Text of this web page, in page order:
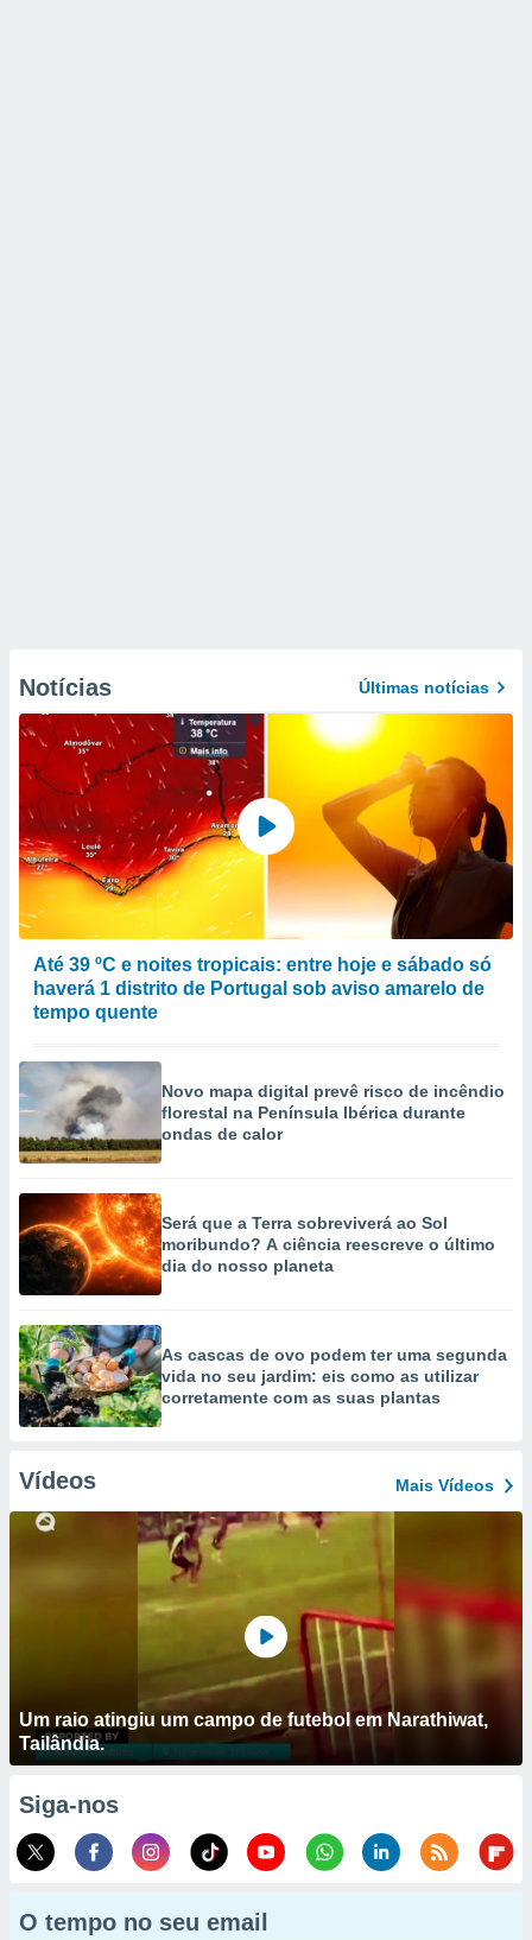
Notícias Últimas notícias
Até 39 ºC e noites tropicais: entre hoje e sábado só
haverá 1 distrito de Portugal sob aviso amarelo de
tempo quente
Novo mapa digital prevê risco de incêndio
florestal na Península Ibérica durante
ondas de calor
Será que a Terra sobreviverá ao Sol
moribundo? A ciência reescreve o último
dia do nosso planeta
As cascas de ovo podem ter uma segunda
vida no seu jardim: eis como as utilizar
corretamente com as suas plantas
Vídeos Mais Vídeos
Um raio atingiu um campo de futebol em Narathiwat,
Tailândia.
Siga-nos
O tempo no seu email